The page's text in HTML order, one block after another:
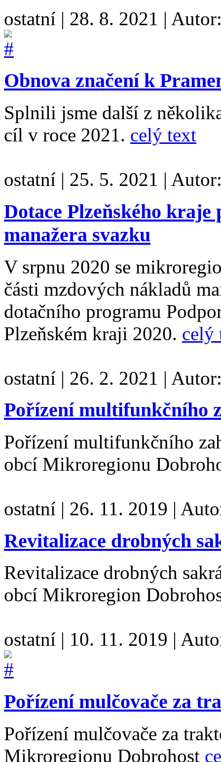
ostatní | 28. 8. 2021 |
Obnova značení k
Splnili jsme další z
cíl v roce 2021. celý text
ostatní | 25. 5. 2021 |
Dotace Plzeňského
manažera svazku
V srpnu 2020 se
části mzdových nákladů
dotačního programu
Plzeňském kraji 2020. celý
ostatní | 26. 2. 2021 |
Pořízení multifunkčního
Pořízení multifunkčního
obcí Mikroregionu
ostatní | 26. 11. 2019 |
Revitalizace drobných
Revitalizace drobných
obcí Mikroregion
ostatní | 10. 11. 2019 |
Pořízení mulčovače za
Pořízení mulčovače za
Mikroregionu Dobrohost